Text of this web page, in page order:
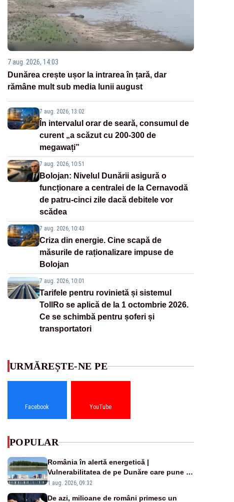
7 aug. 2026, 14:03
Dunărea crește ușor la intrarea în țară, dar
rămâne mult sub media lunii august
7 aug. 2026, 13:02
În intervalul orar de seară, consumul de
curent „a scăzut cu 200-300 de
megawați”
7 aug. 2026, 10:51
Bolojan: Nivelul Dunării asigură o
funcționare a centralei de la Cernavodă
de patru-cinci zile dacă debitele vor
scădea
7 aug. 2026, 10:43
Criza din energie. Cine scapă de
măsurile de raționalizare impuse de
Bolojan
7 aug. 2026, 10:01
Tarifele pentru rovinietă și sistemul
TollRo se aplică de la 1 octombrie 2026.
Ce se schimbă pentru șoferi și
transportatori
URMĂREȘTE-NE PE
Facebook YouTube
POPULAR
România în alertă energetică |
Vulnerabilitatea de pe Dunăre care pune în
pericol Centrala Cernavodă era cunoscută
1 aug. 2026, 09:32
De azi, milioane de români primesc un